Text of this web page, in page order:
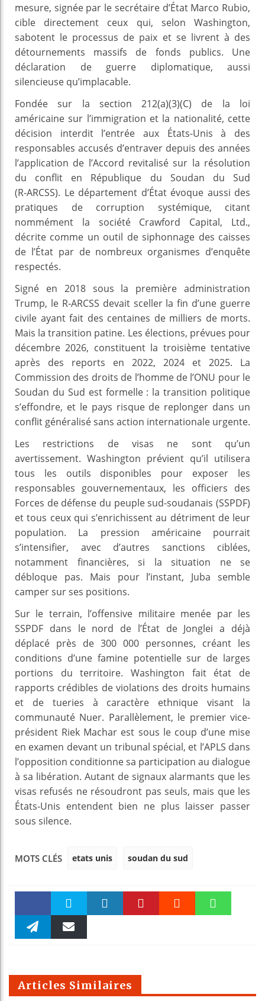
mesure, signée par le secrétaire d’État Marco Rubio,
cible directement ceux qui, selon Washington,
sabotent le processus de paix et se livrent à des
détournements massifs de fonds publics. Une
déclaration de guerre diplomatique, aussi
silencieuse qu’implacable.
Fondée sur la section 212(a)(3)(C) de la loi
américaine sur l’immigration et la nationalité, cette
décision interdit l’entrée aux États-Unis à des
responsables accusés d’entraver depuis des années
l’application de l’Accord revitalisé sur la résolution
du conflit en République du Soudan du Sud
(R‑ARCSS). Le département d’État évoque aussi des
pratiques de corruption systémique, citant
nommément la société Crawford Capital, Ltd.,
décrite comme un outil de siphonnage des caisses
de l’État par de nombreux organismes d’enquête
respectés.
Signé en 2018 sous la première administration
Trump, le R‑ARCSS devait sceller la fin d’une guerre
civile ayant fait des centaines de milliers de morts.
Mais la transition patine. Les élections, prévues pour
décembre 2026, constituent la troisième tentative
après des reports en 2022, 2024 et 2025. La
Commission des droits de l’homme de l’ONU pour le
Soudan du Sud est formelle : la transition politique
s’effondre, et le pays risque de replonger dans un
conflit généralisé sans action internationale urgente.
Les restrictions de visas ne sont qu’un
avertissement. Washington prévient qu’il utilisera
tous les outils disponibles pour exposer les
responsables gouvernementaux, les officiers des
Forces de défense du peuple sud-soudanais (SSPDF)
et tous ceux qui s’enrichissent au détriment de leur
population. La pression américaine pourrait
s’intensifier, avec d’autres sanctions ciblées,
notamment financières, si la situation ne se
débloque pas. Mais pour l’instant, Juba semble
camper sur ses positions.
Sur le terrain, l’offensive militaire menée par les
SSPDF dans le nord de l’État de Jonglei a déjà
déplacé près de 300 000 personnes, créant les
conditions d’une famine potentielle sur de larges
portions du territoire. Washington fait état de
rapports crédibles de violations des droits humains
et de tueries à caractère ethnique visant la
communauté Nuer. Parallèlement, le premier vice-
président Riek Machar est sous le coup d’une mise
en examen devant un tribunal spécial, et l’APLS dans
l’opposition conditionne sa participation au dialogue
à sa libération. Autant de signaux alarmants que les
visas refusés ne résoudront pas seuls, mais que les
États-Unis entendent bien ne plus laisser passer
sous silence.
MOTS CLÉS etats unis soudan du sud
Faceboo Twitter
m
Articles Similaires